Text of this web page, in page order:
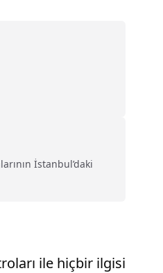
İstanbul’daki
ile hiçbir ilgisi